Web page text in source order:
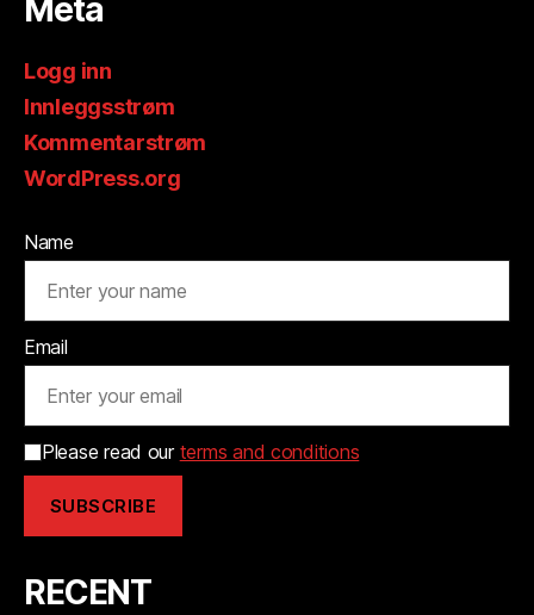
Meta
Logg inn
Innleggsstrøm
Kommentarstrøm
WordPress.org
Name
Email
Please read our terms and conditions
RECENT